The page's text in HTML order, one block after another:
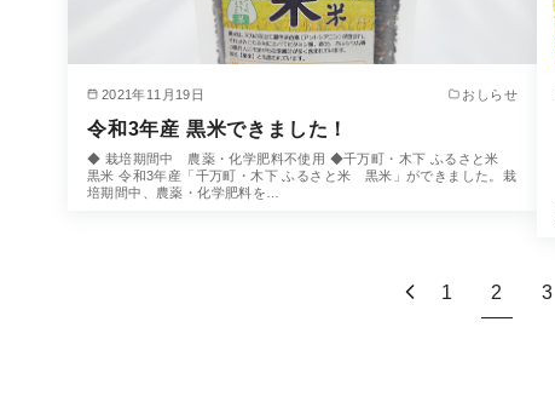
2021年11月19日 おしらせ
令和3年産 黒米できました！
◆ 栽培期間中 農薬・化学肥料不使用 ◆千万町・木下 ふるさと米
黒米 令和3年産「千万町・木下 ふるさと米 黒米」ができました。栽
培期間中、農薬・化学肥料を…
1 2 3